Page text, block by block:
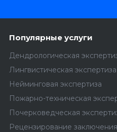
Популярные услуги
Дендрологическая
Лингвистическая экспертиза
Нейминговая экспертиза
Пожарно-техническая
Почерковедческая
Рецензирование заключения